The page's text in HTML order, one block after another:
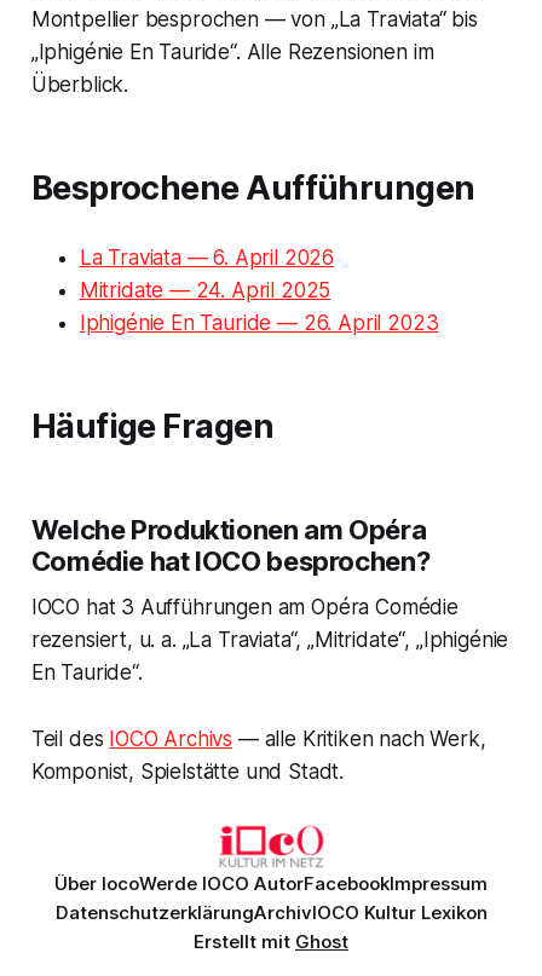
Montpellier besprochen — von „La Traviata“ bis
„Iphigénie En Tauride“. Alle Rezensionen im
Überblick.
Besprochene Aufführungen
La Traviata — 6. April 2026
Mitridate — 24. April 2025
Iphigénie En Tauride — 26. April 2023
Häufige Fragen
Welche Produktionen am Opéra
Comédie hat IOCO besprochen?
IOCO hat 3 Aufführungen am Opéra Comédie
rezensiert, u. a. „La Traviata“, „Mitridate“, „Iphigénie
En Tauride“.
Teil des IOCO Archivs — alle Kritiken nach Werk,
Komponist, Spielstätte und Stadt.
Über IocoWerde IOCO AutorFacebookImpressum
DatenschutzerklärungArchivIOCO Kultur Lexikon
Erstellt mit Ghost